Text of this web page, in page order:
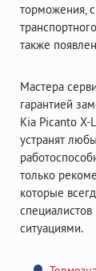
торможения,
также
Мастера
гарантией
Kia Picanto X-
устранят
только
которые
ситуациями.